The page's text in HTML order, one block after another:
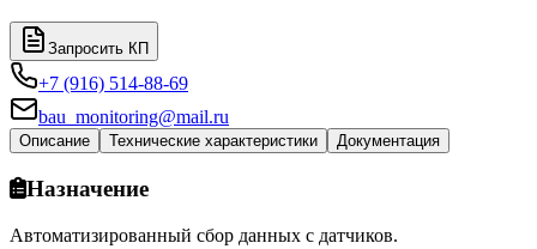
Запросить КП
+7 (916) 514-88-69
bau_monitoring@mail.ru
Описание Технические характеристики Документация
Назначение
Автоматизированный сбор данных с датчиков.